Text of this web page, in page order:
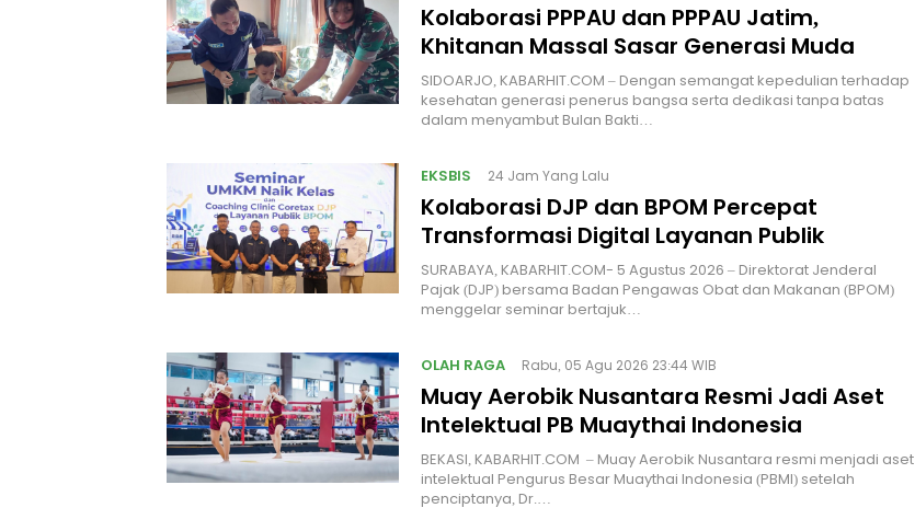
Kolaborasi PPPAU dan PPPAU Jatim,
Khitanan Massal Sasar Generasi Muda
SIDOARJO, KABARHIT.COM – Dengan semangat kepedulian terhadap
kesehatan generasi penerus bangsa serta dedikasi tanpa batas
dalam menyambut Bulan Bakti…
EKSBIS 24 Jam Yang Lalu
Kolaborasi DJP dan BPOM Percepat
Transformasi Digital Layanan Publik
SURABAYA, KABARHIT.COM- 5 Agustus 2026 – Direktorat Jenderal
Pajak (DJP) bersama Badan Pengawas Obat dan Makanan (BPOM)
menggelar seminar bertajuk…
OLAH RAGA Rabu, 05 Agu 2026 23:44 WIB
Muay Aerobik Nusantara Resmi Jadi Aset
Intelektual PB Muaythai Indonesia
BEKASI, KABARHIT.COM – Muay Aerobik Nusantara resmi menjadi aset
intelektual Pengurus Besar Muaythai Indonesia (PBMI) setelah
penciptanya, Dr.…